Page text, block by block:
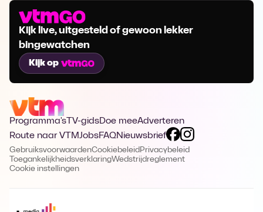
Kijk live, uitgesteld of gewoon lekker
bingewatchen
Kijk op
Programma's TV-gidsDoe meeAdverteren
Route naar VTMJobsFAQNieuwsbrief
GebruiksvoorwaardenCookiebeleid Privacybeleid
ToegankelijkheidsverklaringWedstrijdreglement
Cookie instellingen